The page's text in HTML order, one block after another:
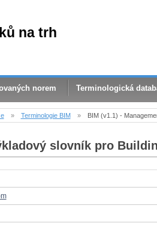
na trh
norem Terminologická
» Terminologie BIM » BIM (v1.1) -
slovník pro